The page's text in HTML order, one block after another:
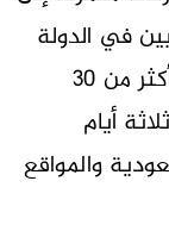
في الدولة
العراقية. أعادت العملية، التي أعقبت أكثر من 30
أيام
والمواقع